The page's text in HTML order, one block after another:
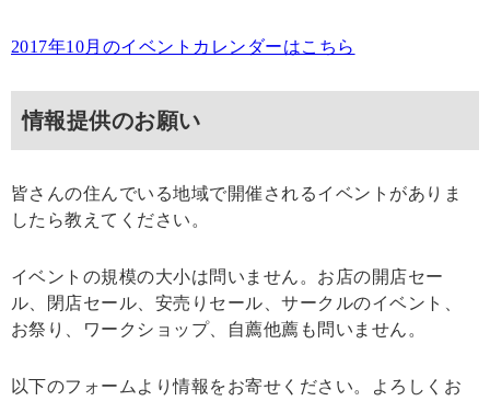
2017年10月のイベントカレンダーはこちら
情報提供のお願い
皆さんの住んでいる地域で開催されるイベントがありま
したら教えてください。
イベントの規模の大小は問いません。お店の開店セー
ル、閉店セール、安売りセール、サークルのイベント、
お祭り、ワークショップ、自薦他薦も問いません。
以下のフォームより情報をお寄せください。よろしくお